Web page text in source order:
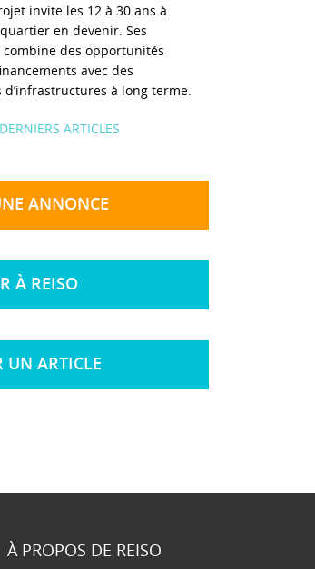
invite les 12 à 30 ans à
en devenir. Ses
des opportunités
avec des
à long terme.
ARTICLES
ANNONCE
À REISO
UN ARTICLE
À PROPOS DE REISO